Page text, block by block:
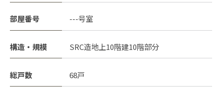
部屋番号 ---号室
構造・規模 SRC造地上10階建10階部分
総戸数 68戸